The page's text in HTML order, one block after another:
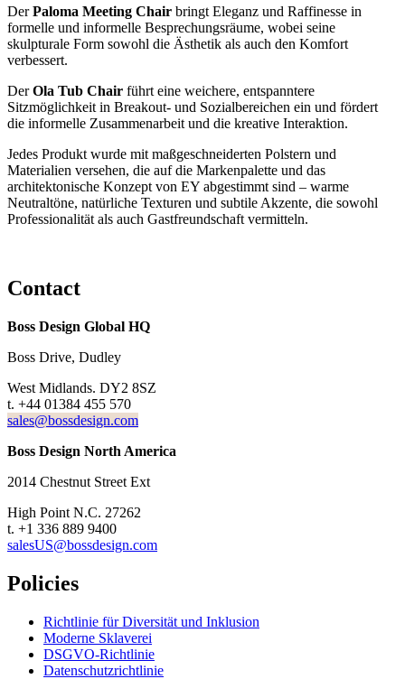
DerPaloma Meeting Chair bringt Eleganz und Raffinesse in
formelle und informelle Besprechungsräume, wobei seine
skulpturale Form sowohl die Ästhetik als auch den Komfort
verbessert.
DerOla Tub Chair führt eine weichere, entspanntere
Sitzmöglichkeit in Breakout- und Sozialbereichen ein und fördert
die informelle Zusammenarbeit und die kreative Interaktion.
Jedes Produkt wurde mit maßgeschneiderten Polstern und
Materialien versehen, die auf die Markenpalette und das
architektonische Konzept von EY abgestimmt sind – warme
Neutraltöne, natürliche Texturen und subtile Akzente, die sowohl
Professionalität als auch Gastfreundschaft vermitteln.
Contact
Boss Design Global HQ
Boss Drive, Dudley
West Midlands. DY2 8SZ
t. +44 01384 455 570
sales@bossdesign.com
Boss Design North America
2014 Chestnut Street Ext
High Point N.C. 27262
t. +1 336 889 9400
salesUS@bossdesign.com
Policies
Richtlinie für Diversität und Inklusion
Moderne Sklaverei
DSGVO-Richtlinie
Datenschutzrichtlinie